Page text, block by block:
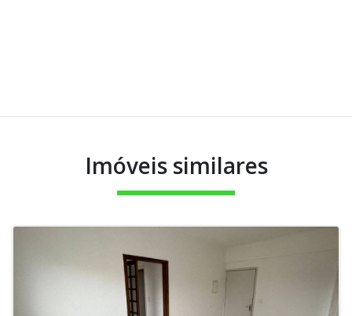
Imóveis similares